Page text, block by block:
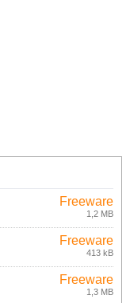
Freeware
1,2 MB
Freeware
413 kB
Freeware
1,3 MB